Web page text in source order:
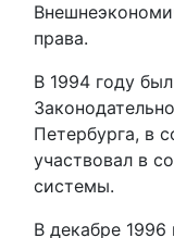
права.
В 1994 году
Петербурга, в
участвовал в
системы.
В декабре